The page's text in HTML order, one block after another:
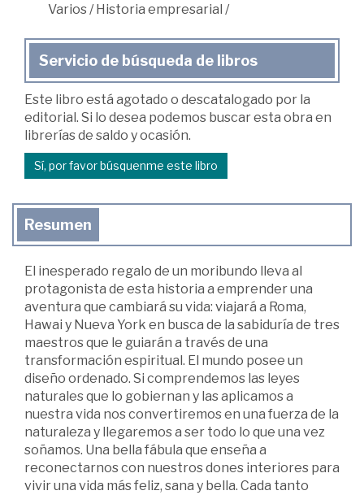
Varios/Historia empresarial /
Servicio de búsqueda de libros
Este libro está agotado o descatalogado por la
editorial. Si lo desea podemos buscar esta obra en
librerías de saldo y ocasión.
Sí, por favor búsquenme este libro
Resumen
El inesperado regalo de un moribundo lleva al
protagonista de esta historia a emprender una
aventura que cambiará su vida: viajará a Roma,
Hawai y Nueva York en busca de la sabiduría de tres
maestros que le guiarán a través de una
transformación espiritual. El mundo posee un
diseño ordenado. Si comprendemos las leyes
naturales que lo gobiernan y las aplicamos a
nuestra vida nos convertiremos en una fuerza de la
naturaleza y llegaremos a ser todo lo que una vez
soñamos. Una bella fábula que enseña a
reconectarnos con nuestros dones interiores para
vivir una vida más feliz, sana y bella. Cada tanto